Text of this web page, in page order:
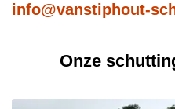
info@vanstiphout-
Onze